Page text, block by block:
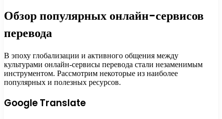
Обзор популярных онлайн-сервисов
перевода
В эпоху глобализации и активного общения между
культурами онлайн-сервисы перевода стали незаменимым
инструментом. Рассмотрим некоторые из наиболее
популярных и полезных ресурсов.
Google Translate